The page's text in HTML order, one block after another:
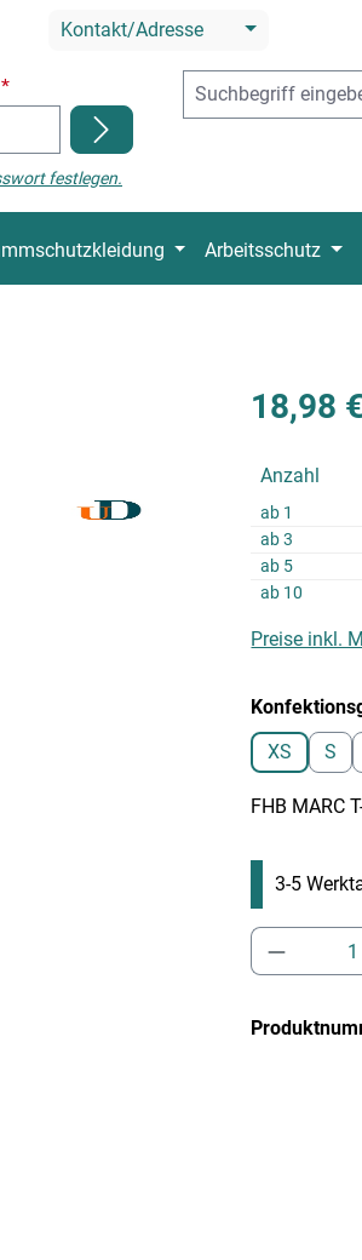
Kontakt/Adresse
*
festlegen.
Arbeitsschutz
18,98
Anzahl
ab 1
ab3
ab 5
ab 10
Preise inkl.
XS
S
FHB MARC
3-5